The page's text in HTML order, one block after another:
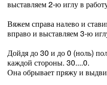
выставляем 2-ю иглу в
Вяжем справа налево и
вправо и выставляем 3-ю
Дойдя до 30 и до 0 (ноль)
каждой стороны. 30....0.
Она обрывает пряжу и